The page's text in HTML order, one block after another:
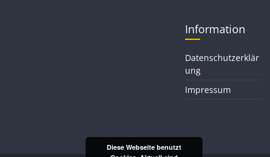
Information
Datenschutzerklär
ung
Impressum
Diese Webseite benutzt